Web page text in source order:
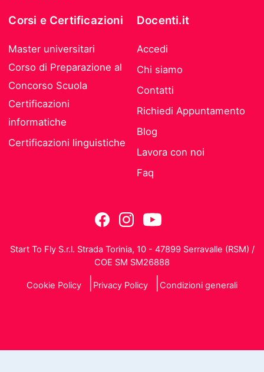
Corsi e Certificazioni
Master universitari
Corso di Preparazione al
Concorso Scuola
Certificazioni
informatiche
Certificazioni linguistiche
Docenti.it
Accedi
Chi siamo
Contatti
Richiedi Appuntamento
Blog
Lavora con noi
Faq
Start To Fly S.r.l. Strada Torinia, 10 - 47899 Serravalle (RSM) /
COE SM SM26888
Cookie Policy Privacy Policy Condizioni generali